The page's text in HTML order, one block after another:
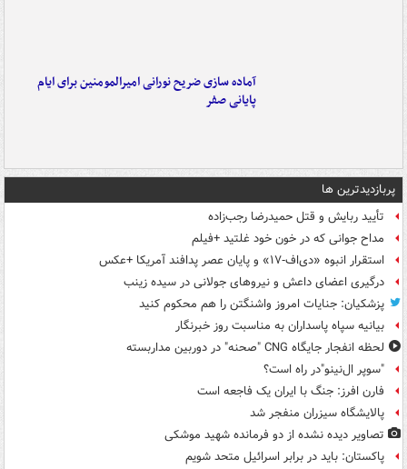
آماده سازی ضریح نورانی امیرالمومنین برای ایام
پایانی صفر
پربازدیدترین ها
تأیید ربایش و قتل حمیدرضا رجب‌زاده
مداح جوانی که در خون خود غلتید +فیلم
استقرار انبوه «دی‌اف‑۱۷» و پایان عصر پدافند آمریکا +عکس
درگیری اعضای داعش و نیروهای جولانی در سیده زینب
پزشکیان: جنایات امروز واشنگتن را هم محکوم کنید
بیانیه سپاه پاسداران به مناسبت روز خبرنگار
لحظه انفجار جایگاه CNG "صحنه" در دوربین مداربسته
"سوپر ال‌نینو"در راه است؟
فارن افرز: جنگ با ایران یک فاجعه است
پالایشگاه سیزران منفجر شد
تصاویر دیده‌ نشده از دو فرمانده شهید موشکی
پاکستان: باید در برابر اسرائیل متحد شویم